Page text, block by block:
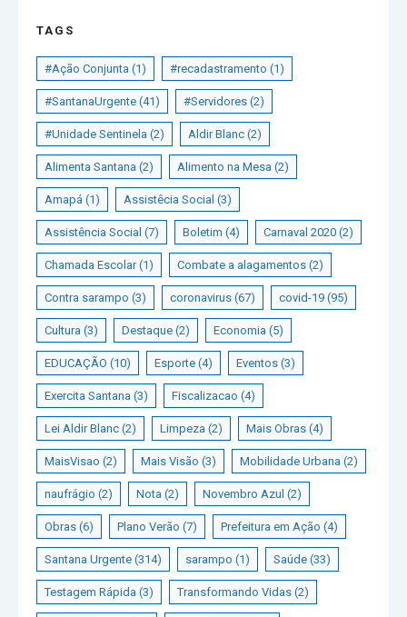
TAGS
#Ação Conjunta (1) #recadastramento (1)
#SantanaUrgente (41) #Servidores (2)
#Unidade Sentinela (2) Aldir Blanc (2)
Alimenta Santana (2) Alimento na Mesa (2)
Amapá (1) Assistêcia Social (3)
Assistência Social (7) Boletim (4) Carnaval 2020 (2)
Chamada Escolar(1) Combate a alagamentos (2)
Contra sarampo (3) coronavirus (67) covid-19 (95)
Cultura (3) Destaque (2) Economia (5)
EDUCAÇÃO (10) Esporte (4) Eventos (3)
Exercita Santana (3) Fiscalizacao (4)
Lei Aldir Blanc (2) Limpeza (2) Mais Obras (4)
MaisVisao (2) Mais Visão (3) Mobilidade Urbana (2)
naufrágio (2) Nota (2) Novembro Azul (2)
Obras (6) Plano Verão (7) Prefeitura em Ação (4)
Santana Urgente (314) sarampo (1) Saúde (33)
Testagem Rápida (3) Transformando Vidas (2)